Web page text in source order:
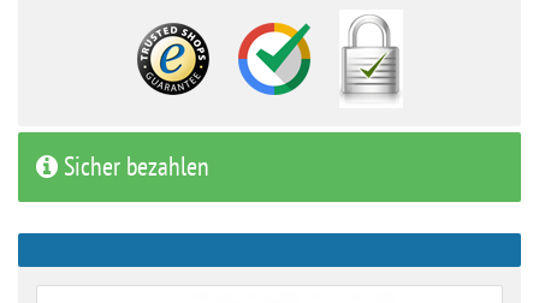
Sicher bezahlen